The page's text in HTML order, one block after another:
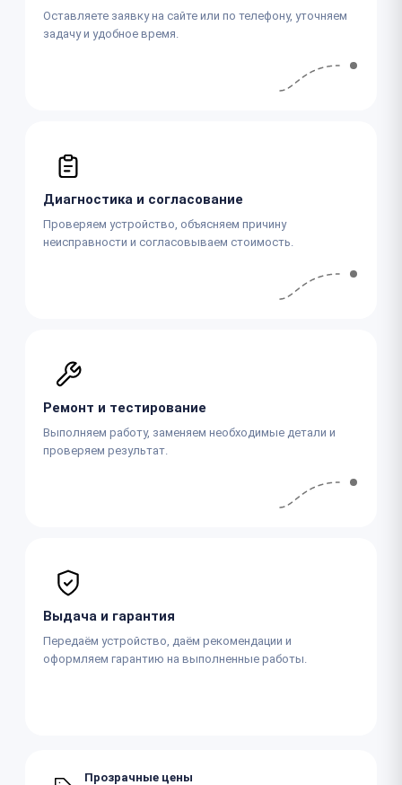
Оставляете заявку на сайте или по телефону, уточняем
задачу и удобное время.
Диагностика и согласование
Проверяем устройство, объясняем причину
неисправности и согласовываем стоимость.
Ремонт и тестирование
Выполняем работу, заменяем необходимые детали и
проверяем результат.
Выдача и гарантия
Передаём устройство, даём рекомендации и
оформляем гарантию на выполненные работы.
Прозрачные цены